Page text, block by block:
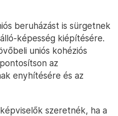
beruházást is sürgetnek
képesség kiépítésére.
uniós kohéziós
az
enyhítésére és az
szeretnék, ha a